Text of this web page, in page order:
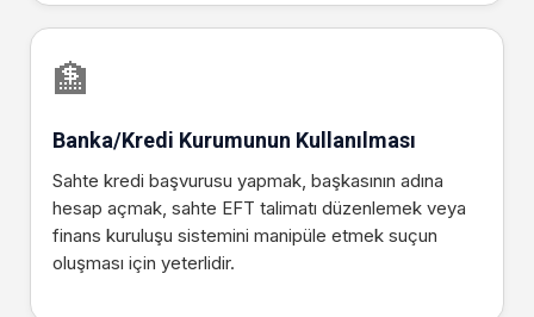
🏦
Banka/Kredi Kurumunun Kullanılması
Sahte kredi başvurusu yapmak, başkasının adına
hesap açmak, sahte EFT talimatı düzenlemek veya
finans kuruluşu sistemini manipüle etmek suçun
oluşması için yeterlidir.